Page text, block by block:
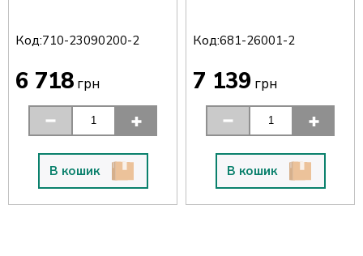
Код:710-23090200-2
6 718 грн
В кошик
Код:681-26001-2
7 139 грн
В кошик